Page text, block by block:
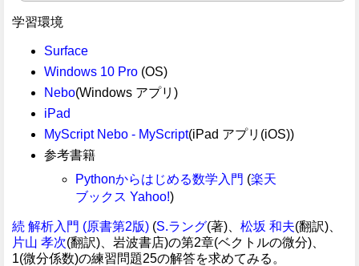
学習環境
Surface
Windows 10 Pro(OS)
Nebo(Windows アプリ)
iPad
MyScript Nebo - MyScript(iPad アプリ(iOS))
参考書籍
Pythonからはじめる数学入門 (楽天
ブックス Yahoo!)
続 解析入門 (原書第2版) (S.ラング(著)、 松坂 和夫(翻訳)、
片山 孝次(翻訳)、岩波書店)の第2章(ベクトルの微分)、
1(微分係数)の練習問題25の解答を求めてみる。